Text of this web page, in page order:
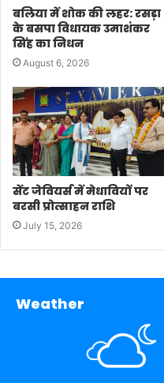
बलिया में शोक की लहर: रसड़ा
के बसपा विधायक उमाशंकर
सिंह का निधन
August 6, 2026
सेंट जेवियर्स में मेधावियों पर
बरसी प्रोत्साहन राशि
July 15, 2026
Weather